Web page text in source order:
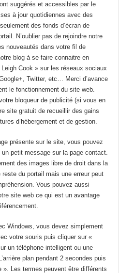
suggérés et accessibles par le
à jour quotidiennes avec des
des fonds d’écran de
N’oublier pas de rejoindre notre
nouveautés dans votre fil de
blog à se faire connaitre en
Cook » sur les réseaux sociaux
Twitter, etc… Merci d’avance
le fonctionnement du site web.
bloqueur de publicité (si vous en
site gratuit de recueillir des gains
d’hébergement et de gestion.
présente sur le site, vous pouvez
petit message sur la page contact.
des images libre de droit dans la
du portail mais une erreur peut
Vous pouvez aussi
site web ce qui est un avantage
Windows, vous devez simplement
votre souris puis cliquer sur «
un téléphone intelligent ou une
plan pendant 2 secondes puis
». Les termes peuvent être différents